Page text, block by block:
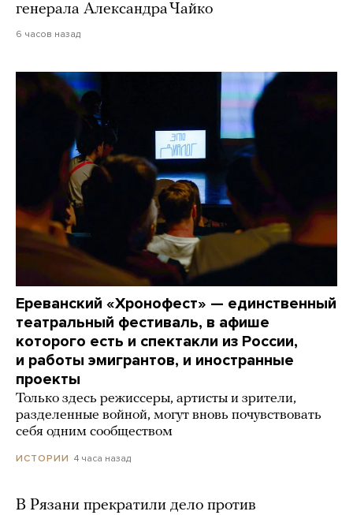
генерала Александра Чайко
6 часов назад
Ереванский «Хронофест» — единственный
театральный фестиваль, в афише
которого есть и спектакли из России,
и работы эмигрантов, и иностранные
проекты
Только здесь режиссеры, артисты и зрители,
разделенные войной, могут вновь почувствовать
себя одним сообществом
ИСТОРИИ 4 часа назад
В Рязани прекратили дело против